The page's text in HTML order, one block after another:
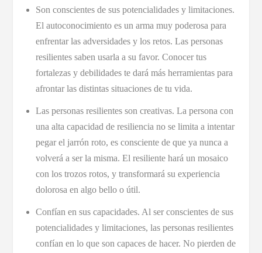
Son conscientes de sus potencialidades y limitaciones.
El autoconocimiento es un arma muy poderosa para
enfrentar las adversidades y los retos. Las personas
resilientes saben usarla a su favor. Conocer tus
fortalezas y debilidades te dará más herramientas para
afrontar las distintas situaciones de tu vida.
Las personas resilientes son creativas. La persona con
una alta capacidad de resiliencia no se limita a intentar
pegar el jarrón roto, es consciente de que ya nunca a
volverá a ser la misma. El resiliente hará un mosaico
con los trozos rotos, y transformará su experiencia
dolorosa en algo bello o útil.
Confían en sus capacidades. Al ser conscientes de sus
potencialidades y limitaciones, las personas resilientes
confían en lo que son capaces de hacer. No pierden de